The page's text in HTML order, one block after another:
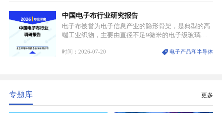
业。
中国电子布行业研究报告
电子布被誉为电子信息产业的隐形骨架，是典型的高
端工业织物，主要由直径不足9微米的电子级玻璃纤
生产制造过程中不可或缺的核心基材。电子布具备高
时间：2026-07-20 电子产品和半导体
专题库 更多